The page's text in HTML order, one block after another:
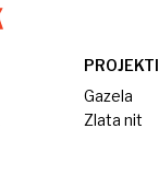
PROJEKTI
Gazela
Zlata nit